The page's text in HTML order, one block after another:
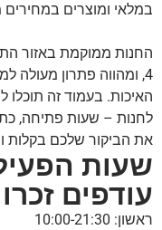
במלאי ומוצרים
החנות ממוקמת באזור
4, ומהווה פתרון
האיכות. בעמוד זה
לחנות – שעות פתיחה,
את הביקור שלכם בקלות
שעות
עודפים
ראשון: 10:00-21:30